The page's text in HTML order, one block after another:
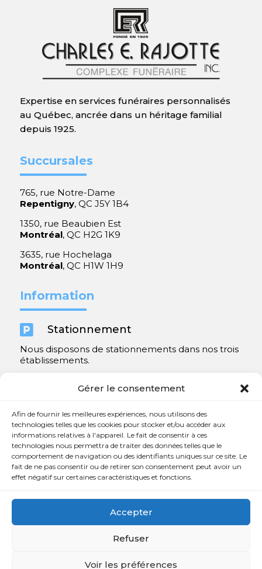
Gérer le consentement
Afin de fournir les meilleures expériences, nous utilisons des
technologies telles que les cookies pour stocker et/ou accéder aux
informations relatives à l'appareil. Le fait de consentir à ces
technologies nous permettra de traiter des données telles que le
comportement de navigation ou des identifiants uniques sur ce site. Le
fait de ne pas consentir ou de retirer son consentement peut avoir un
effet négatif sur certaines caractéristiques et fonctions.
Accepter
Refuser
Voir les préférences
Expertise en services funéraires personnalisés
au Québec, ancrée dans un héritage familial
depuis 1925.
Succursales
765, rue Notre-Dame
Repentigny, QC J5Y 1B4
1350, rue Beaubien Est
Montréal, QC H2G 1K9
3635, rue Hochelaga
Montréal, QC H1W 1H9
Information
 Stationnement
Nous disposons de stationnements dans nos trois
établissements.
Contact
 450 654-3342
 info@charlesrajotte.com
765, rue Notre-Dame